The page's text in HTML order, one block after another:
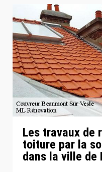
Les travaux de
toiture par la
dans la ville de